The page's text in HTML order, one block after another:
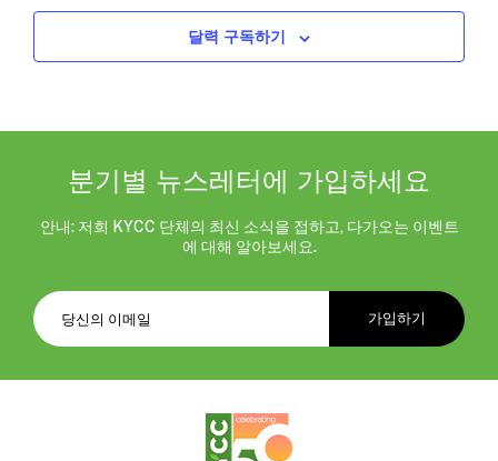
택
달력 구독하기
분기별 뉴스레터에 가입하세요
안내: 저희 KYCC 단체의 최신 소식을 접하고, 다가오는 이벤트
에 대해 알아보세요.